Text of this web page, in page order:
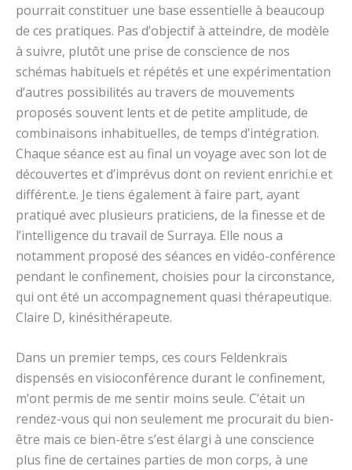
pourrait constituer une base essentielle à beaucoup
de ces pratiques. Pas d’objectif à atteindre, de modèle
à suivre, plutôt une prise de conscience de nos
schémas habituels et répétés et une expérimentation
d’autres possibilités au travers de mouvements
proposés souvent lents et de petite amplitude, de
combinaisons inhabituelles, de temps d’intégration.
Chaque séance est au final un voyage avec son lot de
découvertes et d’imprévus dont on revient enrichi.e et
différent.e. Je tiens également à faire part, ayant
pratiqué avec plusieurs praticiens, de la finesse et de
l’intelligence du travail de Surraya. Elle nous a
notamment proposé des séances en vidéo-conférence
pendant le confinement, choisies pour la circonstance,
qui ont été un accompagnement quasi thérapeutique.
Claire D, kinésithérapeute.
Dans un premier temps, ces cours Feldenkraïs
dispensés en visioconférence durant le confinement,
m’ont permis de me sentir moins seule. C’était un
rendez-vous qui non seulement me procurait du bien-
être mais ce bien-être s’est élargi à une conscience
plus fine de certaines parties de mon corps, à une